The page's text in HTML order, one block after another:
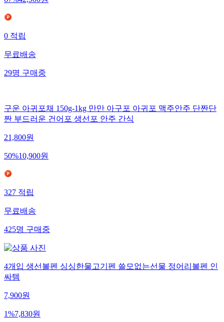
67%42,900원
0적립
무료배송
29명구매중
구운 아귀포채 150g-1kg 만만 아구포 아귀포 맥주안주 단짠단
짠 부드러운 건어포 생선포 안주 간식
21,800원
50%10,900원
327적립
무료배송
425명구매중
4개입 생선볼펜 싱싱한물고기펜 쓸모없는선물 정어리볼펜 인
싸템
7,900원
1%7,830원